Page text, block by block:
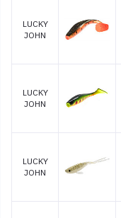
LUCKY
JOHN
LUCKY
JOHN
LUCKY
JOHN